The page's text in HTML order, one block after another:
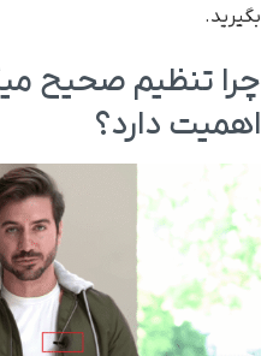
بگیرید.
چرا تنظیم صحیح
اهمیت دارد؟